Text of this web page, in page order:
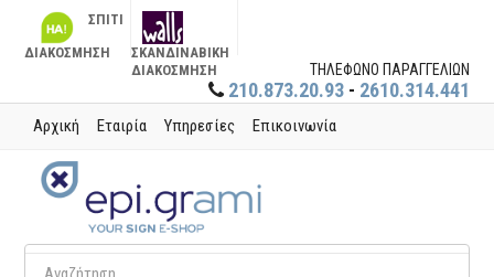
ΣΠΙΤΙ
ΔΙΑΚΟΣΜΗΣΗ
ΣΚΑΝΔΙΝΑΒΙΚΗ
ΔΙΑΚΟΣΜΗΣΗ
ΤΗΛΕΦΩΝΟ ΠΑΡΑΓΓΕΛΙΩΝ
210.873.20.93 - 2610.314.441
Αρχική Εταιρία Υπηρεσίες Επικοινωνία